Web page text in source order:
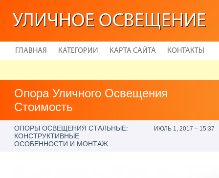
УЛИЧНОЕ ОСВЕЩЕНИЕ
ГЛАВНАЯ КАТЕГОРИИ КАРТА САЙТА КОНТАКТЫ
Опора Уличного Освещения
Стоимость
ОПОРЫ ОСВЕЩЕНИЯ СТАЛЬНЫЕ:
КОНСТРУКТИВНЫЕ
ОСОБЕННОСТИ И МОНТАЖ
ИЮЛЬ 1, 2017 – 15:37